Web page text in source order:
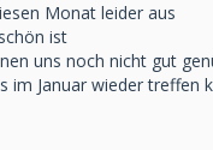
Monat leider aus
ist
uns noch nicht gut
im Januar wieder treffen